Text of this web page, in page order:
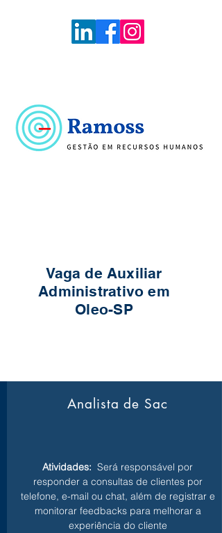
Vaga de Auxiliar
Administrativo em
Oleo-SP
Analista de Sac
Atividades: Será responsável por
responder a consultas de clientes por
telefone, e-mail ou chat, além de registrar e
monitorar feedbacks para melhorar a
experiência do cliente